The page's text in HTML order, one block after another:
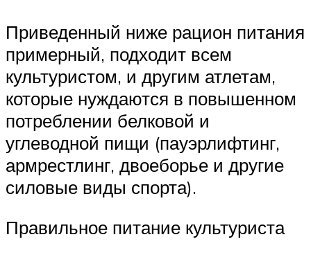
Приведенный ниже рацион питания
примерный, подходит всем
культуристом, и другим атлетам,
которые нуждаются в повышенном
потреблении белковой и
углеводной пищи (пауэрлифтинг,
армрестлинг, двоеборье и другие
силовые виды спорта).
Правильное питание культуриста